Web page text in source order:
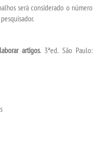
será considerado o número
artigos. 3ªed. São Paulo: